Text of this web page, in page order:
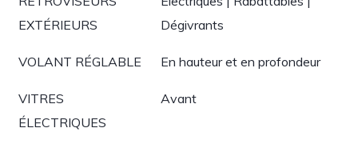
EXTÉRIEURS
Dégivrants
VOLANT RÉGLABLE En hauteur et en profondeur
VITRES
ÉLECTRIQUES
Avant